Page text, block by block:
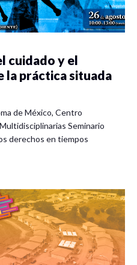
cuidado y el
la práctica situada
de México, Centro
Seminario
derechos en tiempos